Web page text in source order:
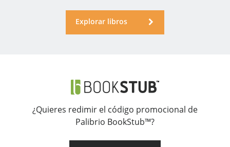
Explorar libros
¿Quieres redimir el código promocional de
Palibrio BookStub™?